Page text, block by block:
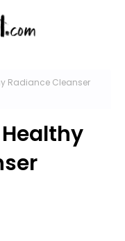
Radiance Cleanser